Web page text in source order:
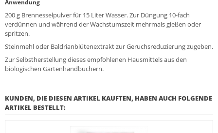
Anwendung
200 g Brennesselpulver für 15 Liter Wasser. Zur Düngung 10-fach
verdünnen und während der Wachstumszeit mehrmals gießen oder
spritzen.
Steinmehl oder Baldrianblütenextrakt zur Geruchsreduzierung zugeben.
Zur Selbstherstellung dieses empfohlenen Hausmittels aus den
biologischen Gartenhandbüchern.
KUNDEN, DIE DIESEN ARTIKEL KAUFTEN, HABEN AUCH FOLGENDE
ARTIKEL BESTELLT: